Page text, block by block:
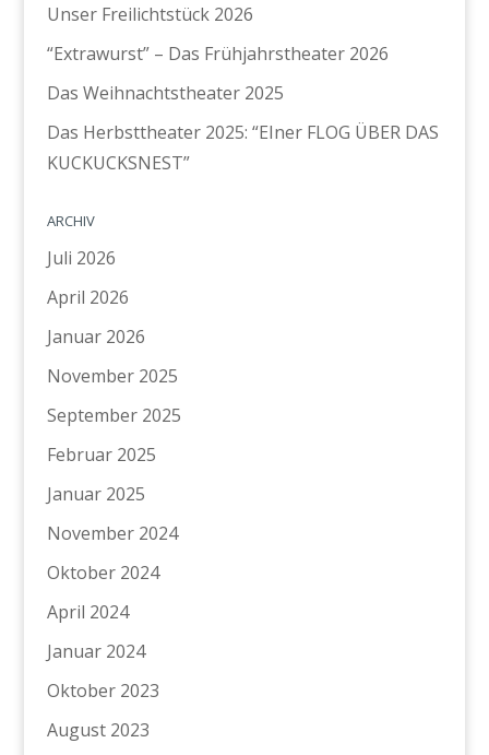
Unser Freilichtstück 2026
“Extrawurst” – Das Frühjahrstheater 2026
Das Weihnachtstheater 2025
Das Herbsttheater 2025: “EIner FLOG ÜBER DAS
KUCKUCKSNEST”
ARCHIV
Juli 2026
April 2026
Januar 2026
November 2025
September 2025
Februar 2025
Januar 2025
November 2024
Oktober 2024
April 2024
Januar 2024
Oktober 2023
August 2023